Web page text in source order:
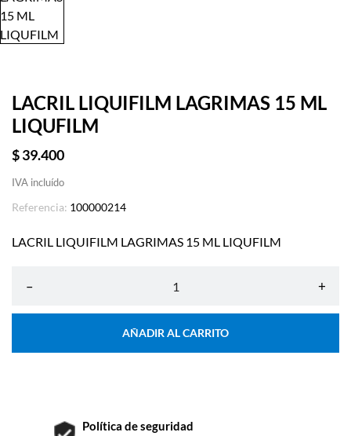
LACRIL LIQUIFILM LAGRIMAS 15 ML
LIQUFILM
$ 39.400
IVA incluído
Referencia: 100000214
LACRIL LIQUIFILM LAGRIMAS 15 ML LIQUFILM
– +
AÑADIR AL CARRITO
Política de seguridad